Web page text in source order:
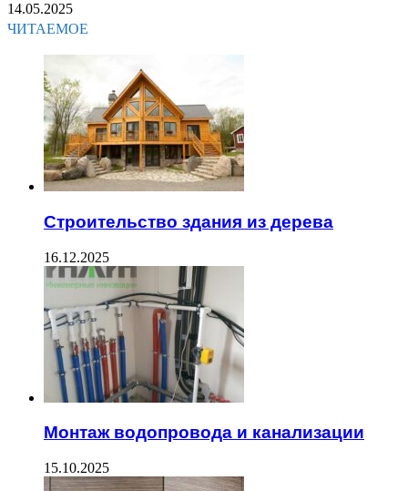
14.05.2025
ЧИТАЕМОЕ
Строительство здания из дерева
16.12.2025
Монтаж водопровода и канализации
15.10.2025